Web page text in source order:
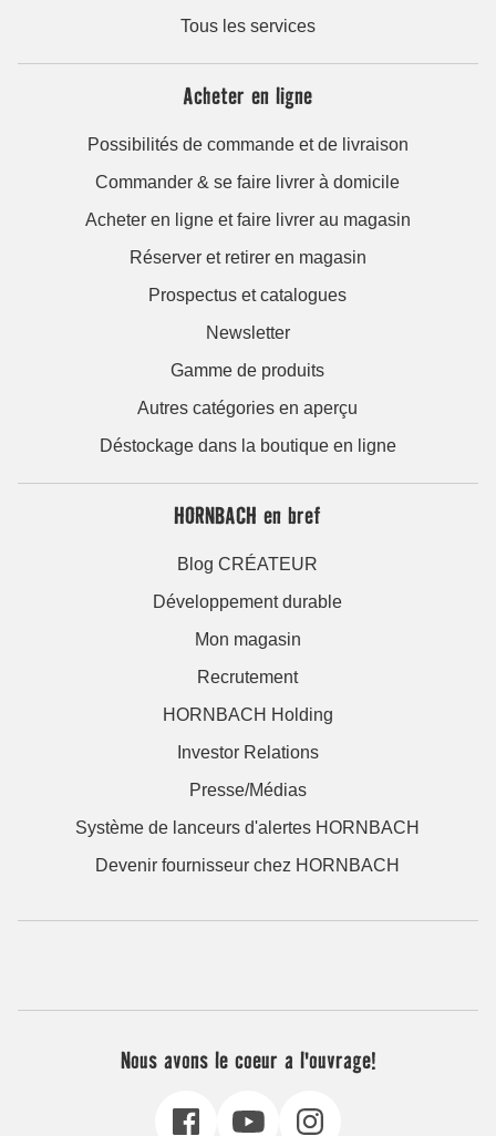
Tous les services
Acheter en ligne
Possibilités de commande et de livraison
Commander & se faire livrer à domicile
Acheter en ligne et faire livrer au magasin
Réserver et retirer en magasin
Prospectus et catalogues
Newsletter
Gamme de produits
Autres catégories en aperçu
Déstockage dans la boutique en ligne
HORNBACH en bref
Blog CRÉATEUR
Développement durable
Mon magasin
Recrutement
HORNBACH Holding
Investor Relations
Presse/Médias
Système de lanceurs d'alertes HORNBACH
Devenir fournisseur chez HORNBACH
Nous avons le coeur a l'ouvrage!